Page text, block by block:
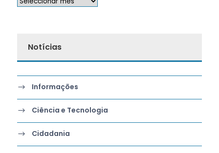
Notícias
Informações
Ciência e Tecnologia
Cidadania